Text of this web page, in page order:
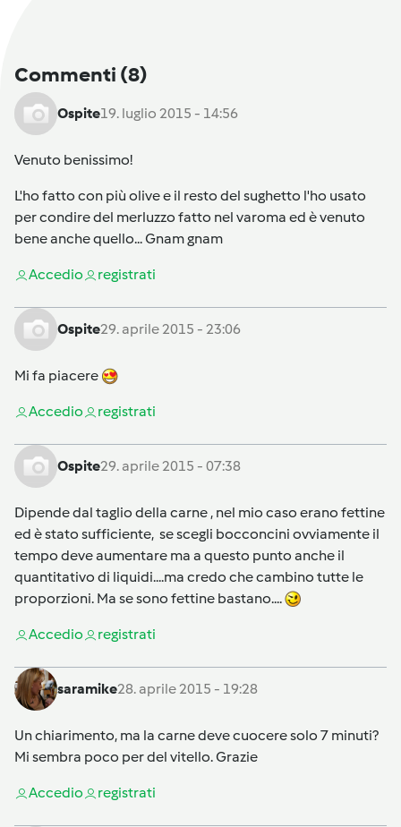
Commenti (8)
Ospite19. luglio 2015 - 14:56
Venuto benissimo!
L'ho fatto con più olive e il resto del sughetto l'ho usato
per condire del merluzzo fatto nel varoma ed è venuto
bene anche quello... Gnam gnam
Accedio registrati
Ospite29. aprile 2015 - 23:06
Mi fa piacere
Accedio registrati
Ospite29. aprile 2015 - 07:38
Dipende dal taglio della carne , nel mio caso erano fettine
ed è stato sufficiente, se scegli bocconcini ovviamente il
tempo deve aumentare ma a questo punto anche il
quantitativo di liquidi....ma credo che cambino tutte le
proporzioni. Ma se sono fettine bastano....
Accedio registrati
saramike28. aprile 2015 - 19:28
Un chiarimento, ma la carne deve cuocere solo 7 minuti?
Mi sembra poco per del vitello. Grazie
Accedio registrati